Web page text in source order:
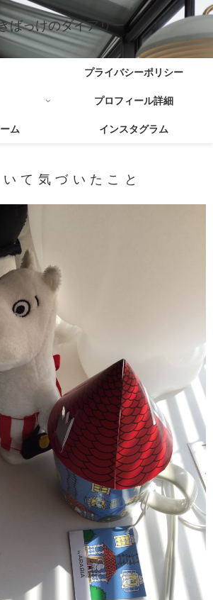
ばっけのダイアリー
プライバシーポリシー
プロフィール詳細
ム インスタグラム
て気づいたこと